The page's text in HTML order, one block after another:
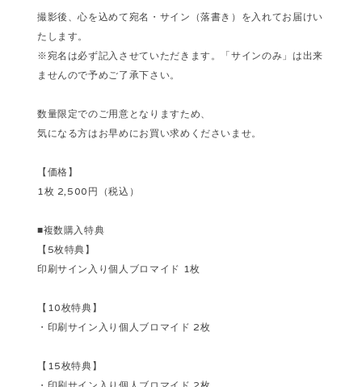
撮影後、心を込めて宛名・サイン（落書き）を入れてお届けい
たします。
※宛名は必ず記入させていただきます。「サインのみ」は出来
ませんので予めご了承下さい。
数量限定でのご用意となりますため、
気になる方はお早めにお買い求めくださいませ。
【価格】
1枚 2,500円（税込）
■複数購入特典
【5枚特典】
印刷サイン入り個人ブロマイド 1枚
【10枚特典】
・印刷サイン入り個人ブロマイド 2枚
【15枚特典】